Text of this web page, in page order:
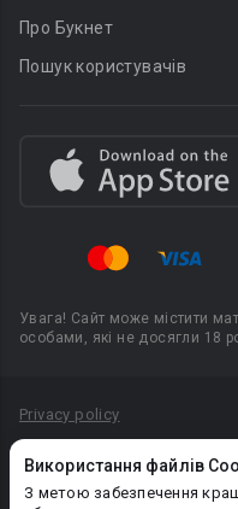
Використання файлів
З метою забезпечення
Про Букнет
Пошук користувачів
Увага! Сайт може містити
особами, які не досягли 18
Privacy policy
Політика конфіденційності